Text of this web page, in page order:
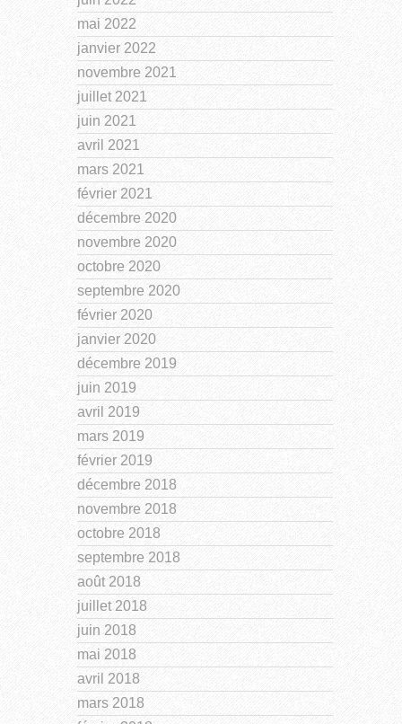
mai 2022
janvier 2022
novembre 2021
juillet 2021
juin 2021
avril 2021
mars 2021
février 2021
décembre 2020
novembre 2020
octobre 2020
septembre 2020
février 2020
janvier 2020
décembre 2019
juin 2019
avril 2019
mars 2019
février 2019
décembre 2018
novembre 2018
octobre 2018
septembre 2018
août 2018
juillet 2018
juin 2018
mai 2018
avril 2018
mars 2018